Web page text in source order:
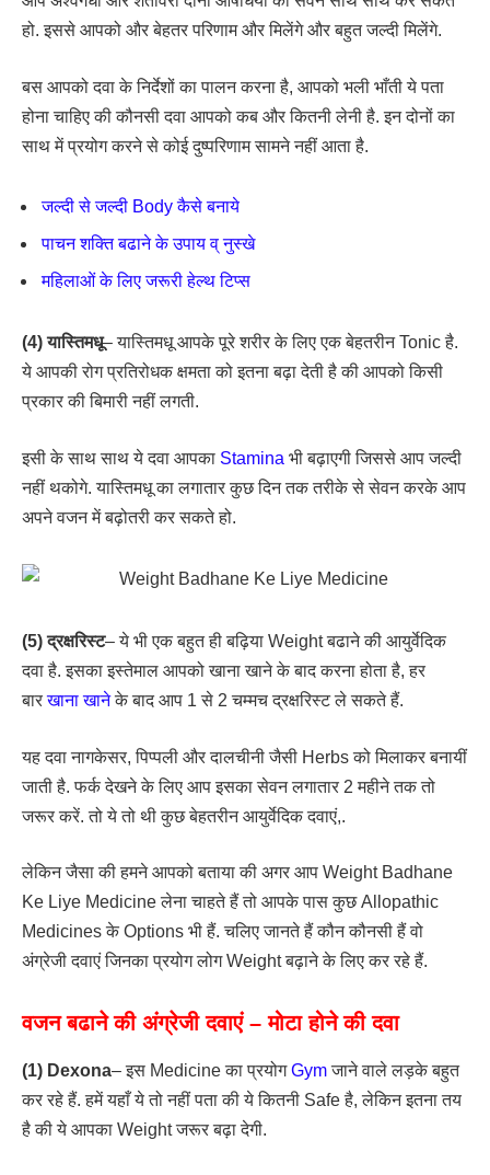
हो. इससे आपको और बेहतर परिणाम और मिलेंगे और बहुत जल्दी मिलेंगे.
बस आपको दवा के निर्देशों का पालन करना है, आपको भली भाँती ये पता
होना चाहिए की कौनसी दवा आपको कब और कितनी लेनी है. इन दोनों का
साथ में प्रयोग करने से कोई दुष्परिणाम सामने नहीं आता है.
जल्दी से जल्दी Body कैसे बनाये
पाचन शक्ति बढाने के उपाय व् नुस्खे
महिलाओं के लिए जरूरी हेल्थ टिप्स
(4) यास्तिमधू– यास्तिमधू आपके पूरे शरीर के लिए एक बेहतरीन Tonic है.
ये आपकी रोग प्रतिरोधक क्षमता को इतना बढ़ा देती है की आपको किसी
प्रकार की बिमारी नहीं लगती.
इसी के साथ साथ ये दवा आपका Stamina भी बढ़ाएगी जिससे आप जल्दी
नहीं थकोगे. यास्तिमधू का लगातार कुछ दिन तक तरीके से सेवन करके आप
अपने वजन में बढ़ोतरी कर सकते हो.
(5) द्रक्षरिस्ट– ये भी एक बहुत ही बढ़िया Weight बढाने की आयुर्वेदिक
दवा है. इसका इस्तेमाल आपको खाना खाने के बाद करना होता है, हर
बारखाना खानेके बाद आप 1 से 2 चम्मच द्रक्षरिस्ट ले सकते हैं.
यह दवा नागकेसर, पिप्पली और दालचीनी जैसी Herbs को मिलाकर बनायीं
जाती है. फर्क देखने के लिए आप इसका सेवन लगातार 2 महीने तक तो
जरूर करें. तो ये तो थी कुछ बेहतरीन आयुर्वेदिक दवाएं,.
लेकिन जैसा की हमने आपको बताया की अगर आप Weight Badhane
Ke Liye Medicine लेना चाहते हैं तो आपके पास कुछ Allopathic
Medicines के Options भी हैं. चलिए जानते हैं कौन कौनसी हैं वो
अंग्रेजी दवाएं जिनका प्रयोग लोग Weight बढ़ाने के लिए कर रहे हैं.
वजन बढाने की अंग्रेजी दवाएं – मोटा होने की दवा
(1) Dexona– इस Medicine का प्रयोगGymजाने वाले लड़के बहुत
कर रहे हैं. हमें यहाँ ये तो नहीं पता की ये कितनी Safe है, लेकिन इतना तय
है की ये आपका Weight जरूर बढ़ा देगी.